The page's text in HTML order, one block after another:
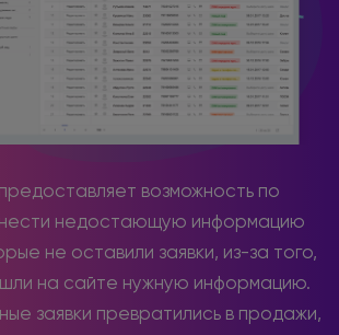
возможность по
недостающую информацию
не оставили заявки, из-за того,
на сайте нужную информацию.
заявки превратились в продажи,